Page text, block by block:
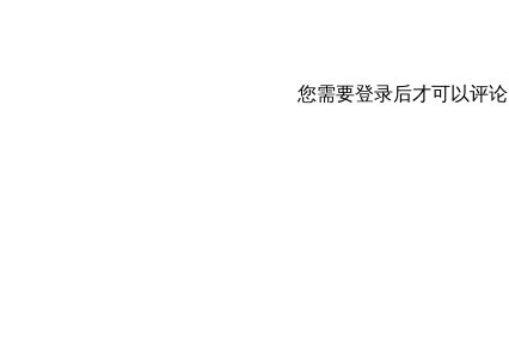
您需要登录后才可以评论